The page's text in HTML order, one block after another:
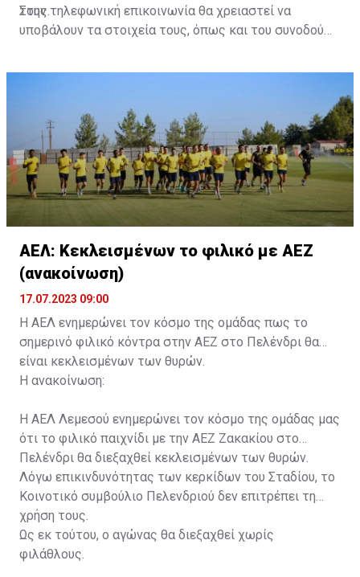
τους.
Στην τηλεφωνική επικοινωνία θα χρειαστεί να
υποβάλουν τα στοιχεία τους, όπως και του συνοδού
ΑΕΛ: Κεκλεισμένων το φιλικό με ΑΕΖ
(ανακοίνωση)
17.07.2023 09:00
Η ΑΕΛ ενημερώνει τον κόσμο της ομάδας πως το
σημερινό φιλικό κόντρα στην ΑΕΖ στο Πελένδρι θα
είναι κεκλεισμένων των θυρών.
Η ανακοίνωση:
Η ΑΕΛ Λεμεσού ενημερώνει τον κόσμο της ομάδας μας
ότι το φιλικό παιχνίδι με την ΑΕΖ Ζακακίου στο
Πελένδρι θα διεξαχθεί κεκλεισμένων των θυρών.
Λόγω επικινδυνότητας των κερκίδων του Σταδίου, το
Κοινοτικό συμβούλιο Πελενδριού δεν επιτρέπει τη
χρήση τους.
Ως εκ τούτου, ο αγώνας θα διεξαχθεί χωρίς
φιλάθλους.